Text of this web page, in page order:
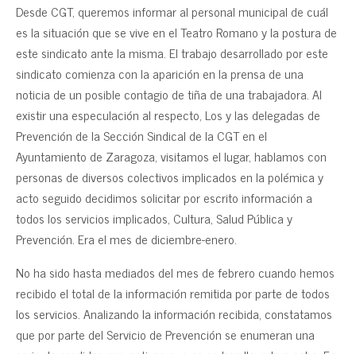
Desde CGT, queremos informar al personal municipal de cuál
es la situación que se vive en el Teatro Romano y la postura de
este sindicato ante la misma. El trabajo desarrollado por este
sindicato comienza con la aparición en la prensa de una
noticia de un posible contagio de tiña de una trabajadora. Al
existir una especulación al respecto, Los y las delegadas de
Prevención de la Sección Sindical de la CGT en el
Ayuntamiento de Zaragoza, visitamos el lugar, hablamos con
personas de diversos colectivos implicados en la polémica y
acto seguido decidimos solicitar por escrito información a
todos los servicios implicados, Cultura, Salud Pública y
Prevención. Era el mes de diciembre-enero.
No ha sido hasta mediados del mes de febrero cuando hemos
recibido el total de la información remitida por parte de todos
los servicios. Analizando la información recibida, constatamos
que por parte del Servicio de Prevención se enumeran una